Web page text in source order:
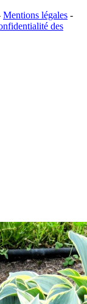
Mentions légales -
des